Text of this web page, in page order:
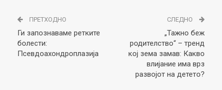
ПРЕТХОДНО
Ги запознаваме ретките
болести:
Псевдоахондроплазија
СЛЕДНО
„Тажно беж
родителство“ – тренд
кој зема замав: Какво
влијание има врз
развојот на детето?